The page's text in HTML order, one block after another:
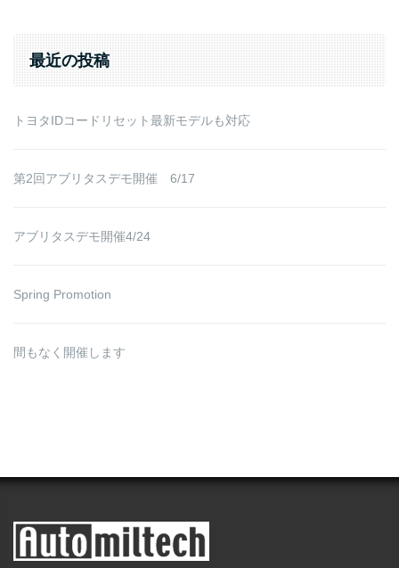
最近の投稿
トヨタIDコードリセット最新モデルも対応
第2回アブリタスデモ開催 6/17
アブリタスデモ開催4/24
Spring Promotion
間もなく開催します